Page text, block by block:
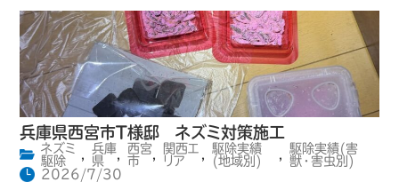
兵庫県西宮市T様邸 ネズミ対策施工
ネズミ
駆除
,
兵庫
県
,
西宮
市
,
関西エ
リア
,
駆除実績
(地域別)
,
駆除実績(害
獣・害虫別)
2026/7/30